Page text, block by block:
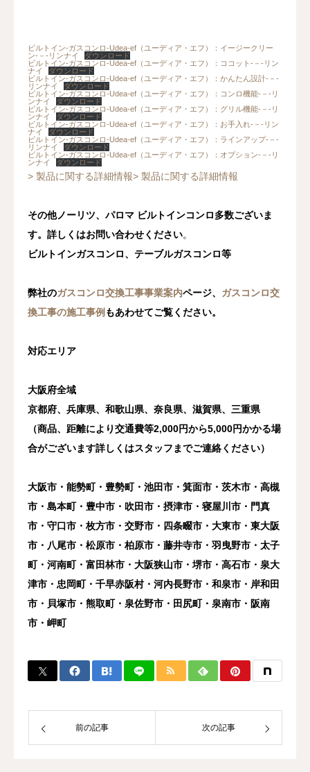
ビルトイン-ガスコンロ-Udea-ef（ユーディア・エフ）：イージークリー
ン-－-リンナイ
ダウンロード
ビルトイン-ガスコンロ-Udea-ef（ユーディア・エフ）：ココット-－-リン
ナイ
ダウンロード
ビルトイン-ガスコンロ-Udea-ef（ユーディア・エフ）：かんたん設計-－-
リンナイ
ダウンロード
ビルトイン-ガスコンロ-Udea-ef（ユーディア・エフ）：コンロ機能-－-リ
ンナイ
ダウンロード
ビルトイン-ガスコンロ-Udea-ef（ユーディア・エフ）：グリル機能-－-リ
ンナイ
ダウンロード
ビルトイン-ガスコンロ-Udea-ef（ユーディア・エフ）：お手入れ-－-リン
ナイ
ダウンロード
ビルトイン-ガスコンロ-Udea-ef（ユーディア・エフ）：ラインアップ-－-
リンナイ
ダウンロード
ビルトイン-ガスコンロ-Udea-ef（ユーディア・エフ）：オプション-－-リ
ンナイ
ダウンロード
> 製品に関する詳細情報> 製品に関する詳細情報
その他ノーリツ、パロマ ビルトインコンロ多数ございま
す。詳しくはお問い合わせください。
ビルトインガスコンロ、テーブルガスコンロ等
弊社のガスコンロ交換工事事業案内ページ、 ガスコンロ交
換工事の施工事例 もあわせてご覧ください。
対応エリア
大阪府全域
京都府、兵庫県、和歌山県、奈良県、滋賀県、三重県
（商品、距離により交通費等2,000円から5,000円かかる場
合がございます詳しくはスタッフまでご連絡ください）
大阪市・能勢町・豊勢町・池田市・箕面市・茨木市・高槻
市・島本町・豊中市・吹田市・摂津市・寝屋川市・門真
市・守口市・枚方市・交野市・四条畷市・大東市・東大阪
市・八尾市・松原市・柏原市・藤井寺市・羽曳野市・太子
町・河南町・富田林市・大阪狭山市・堺市・高石市・泉大
津市・忠岡町・千早赤阪村・河内長野市・和泉市・岸和田
市・貝塚市・熊取町・泉佐野市・田尻町・泉南市・阪南
市・岬町
前の記事 次の記事